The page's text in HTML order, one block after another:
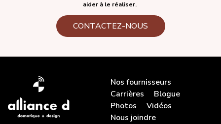
aider à le réaliser.
CONTACTEZ-NOUS
Nos fournisseurs
Carrières
Blogue
Photos
Vidéos
Nous joindre